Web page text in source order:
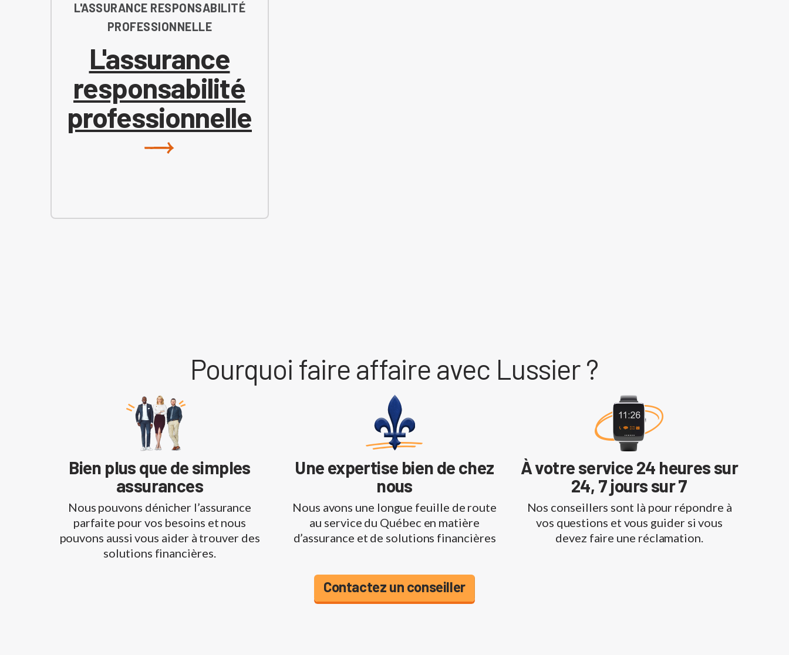
L'ASSURANCE RESPONSABILITÉ
PROFESSIONNELLE
L'assurance
responsabilité
professionnelle
Pourquoi faire affaire avec Lussier ?
Bien plus que de simples
assurances
Nous pouvons dénicher l’assurance
parfaite pour vos besoins et nous
pouvons aussi vous aider à trouver des
solutions financières.
Une expertise bien de chez
nous
Nous avons une longue feuille de route
au service du Québec en matière
d’assurance et de solutions financières
À votre service 24 heures sur
24, 7 jours sur 7
Nos conseillers sont là pour répondre à
vos questions et vous guider si vous
devez faire une réclamation.
Contactez un conseiller